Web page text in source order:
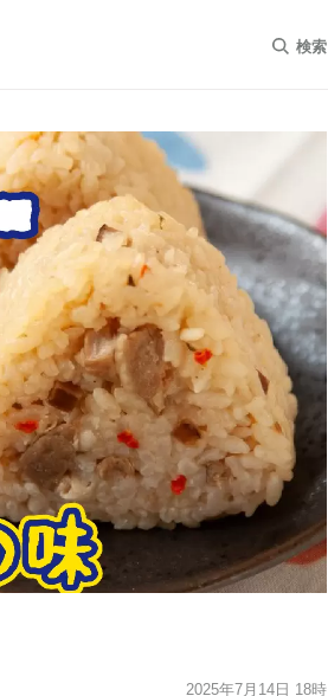
検索
2025年7月14日 18時